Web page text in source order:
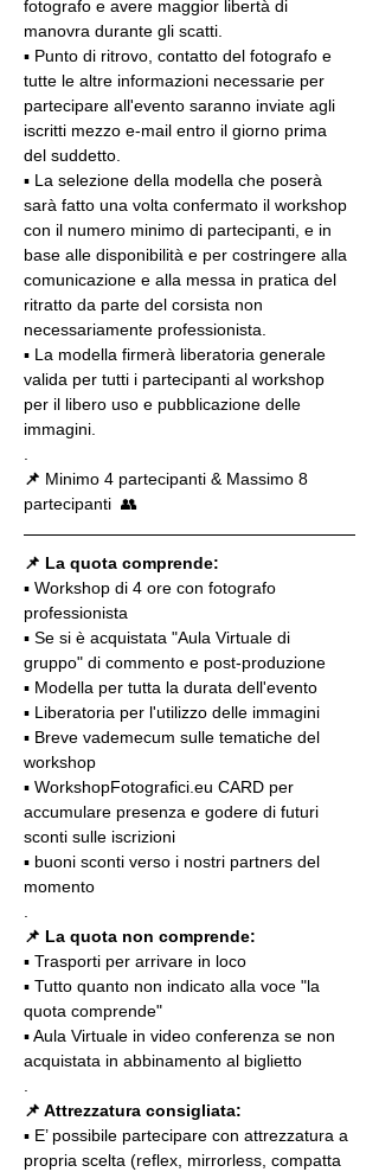
fotografo e avere maggior libertà di
manovra durante gli scatti.
▪️ Punto di ritrovo, contatto del fotografo e
tutte le altre informazioni necessarie per
partecipare all'evento saranno inviate agli
iscritti mezzo e-mail entro il giorno prima
del suddetto.
▪️ La selezione della modella che poserà
sarà fatto una volta confermato il workshop
con il numero minimo di partecipanti, e in
base alle disponibilità e per costringere alla
comunicazione e alla messa in pratica del
ritratto da parte del corsista non
necessariamente professionista.
▪️ La modella firmerà liberatoria generale
valida per tutti i partecipanti al workshop
per il libero uso e pubblicazione delle
immagini.
📌 Minimo 4 partecipanti & Massimo 8
partecipanti  👥
📌 La quota comprende:
▪️ Workshop di 4 ore con fotografo
professionista
▪️ Se si è acquistata "Aula Virtuale di
gruppo" di commento e post-produzione
▪️ Modella per tutta la durata dell'evento
▪️ Liberatoria per l'utilizzo delle immagini
▪️ Breve vademecum sulle tematiche del
workshop
▪️ WorkshopFotografici.eu CARD per
accumulare presenza e godere di futuri
sconti sulle iscrizioni
▪️ buoni sconti verso i nostri partners del
momento
📌 La quota non comprende:
▪️ Trasporti per arrivare in loco
▪️ Tutto quanto non indicato alla voce "la
quota comprende"
▪️ Aula Virtuale in video conferenza se non
acquistata in abbinamento al biglietto
📌 Attrezzatura consigliata:
▪️ E’ possibile partecipare con attrezzatura a
propria scelta (reflex, mirrorless, compatta